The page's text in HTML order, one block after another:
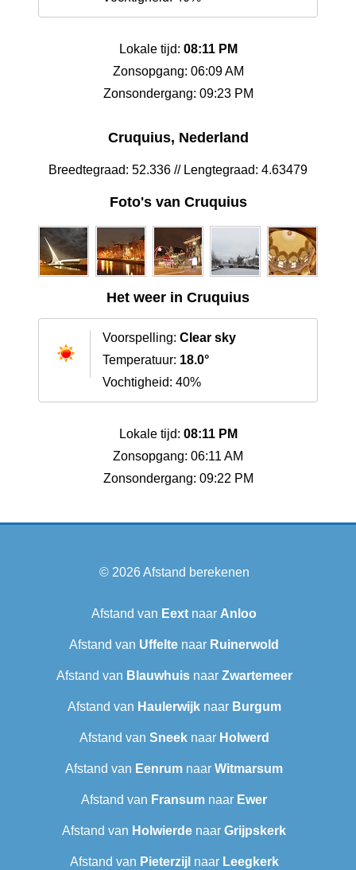
Lokale tijd: 08:11 PM
Zonsopgang: 06:09 AM
Zonsondergang: 09:23 PM
Cruquius, Nederland
Breedtegraad: 52.336 // Lengtegraad: 4.63479
Foto's van Cruquius
Het weer in Cruquius
Voorspelling: Clear sky
Temperatuur: 18.0°
Vochtigheid: 40%
Lokale tijd: 08:11 PM
Zonsopgang: 06:11 AM
Zonsondergang: 09:22 PM
© 2026Afstand berekenen
Afstand van Eext naar Anloo
Afstand van Uffelte naar Ruinerwold
Afstand van Blauwhuisnaar Zwartemeer
Afstand van Haulerwijknaar Burgum
Afstand van Sneek‎naar Holwerd
Afstand van Eenrum naar Witmarsum
Afstand van Fransum naar Ewer
Afstand van Holwierde naar Grijpskerk
Afstand van Pieterzijl naar Leegkerk